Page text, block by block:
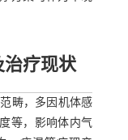
治疗现状
范畴，多因机体感
等，影响体内气